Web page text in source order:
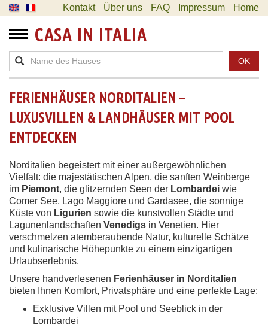
Kontakt Über uns FAQ Impressum Home
CASA IN ITALIA
OK
FERIENHÄUSER NORDITALIEN –
LUXUSVILLEN & LANDHÄUSER MIT POOL
ENTDECKEN
Norditalien begeistert mit einer außergewöhnlichen
Vielfalt: die majestätischen Alpen, die sanften Weinberge
im Piemont, die glitzernden Seen der Lombardei wie
Comer See, Lago Maggiore und Gardasee, die sonnige
Küste von Ligurien sowie die kunstvollen Städte und
Lagunenlandschaften Venedigs in Venetien. Hier
verschmelzen atemberaubende Natur, kulturelle Schätze
und kulinarische Höhepunkte zu einem einzigartigen
Urlaubserlebnis.
Unsere handverlesenen Ferienhäuser in Norditalien
bieten Ihnen Komfort, Privatsphäre und eine perfekte Lage:
Exklusive Villen mit Pool und Seeblick in der
Lombardei